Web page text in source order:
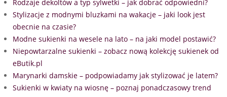
Rodzaje dekoltów a typ sylwetki – jak dobrać odpowiedni?
Stylizacje z modnymi bluzkami na wakacje – jaki look jest
obecnie na czasie?
Modne sukienki na wesele na lato – na jaki model postawić?
Niepowtarzalne sukienki – zobacz nową kolekcję sukienek od
eButik.pl
Marynarki damskie – podpowiadamy jak stylizować je latem?
Sukienki w kwiaty na wiosnę – poznaj ponadczasowy trend